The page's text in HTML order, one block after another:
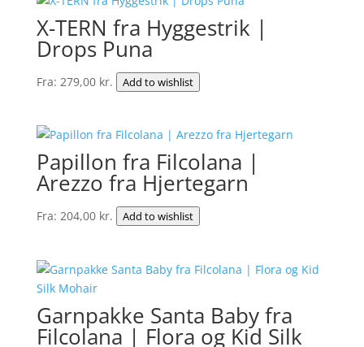
X-TERN fra Hyggestrik |
Drops Puna
Fra: 279,00 kr. Add to wishlist
Papillon fra Filcolana |
Arezzo fra Hjertegarn
Fra: 204,00 kr. Add to wishlist
Garnpakke Santa Baby fra
Filcolana | Flora og Kid Silk